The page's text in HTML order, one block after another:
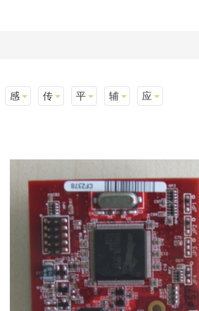
感知层 传输层 平台层 辅助产品与材料 应用终端